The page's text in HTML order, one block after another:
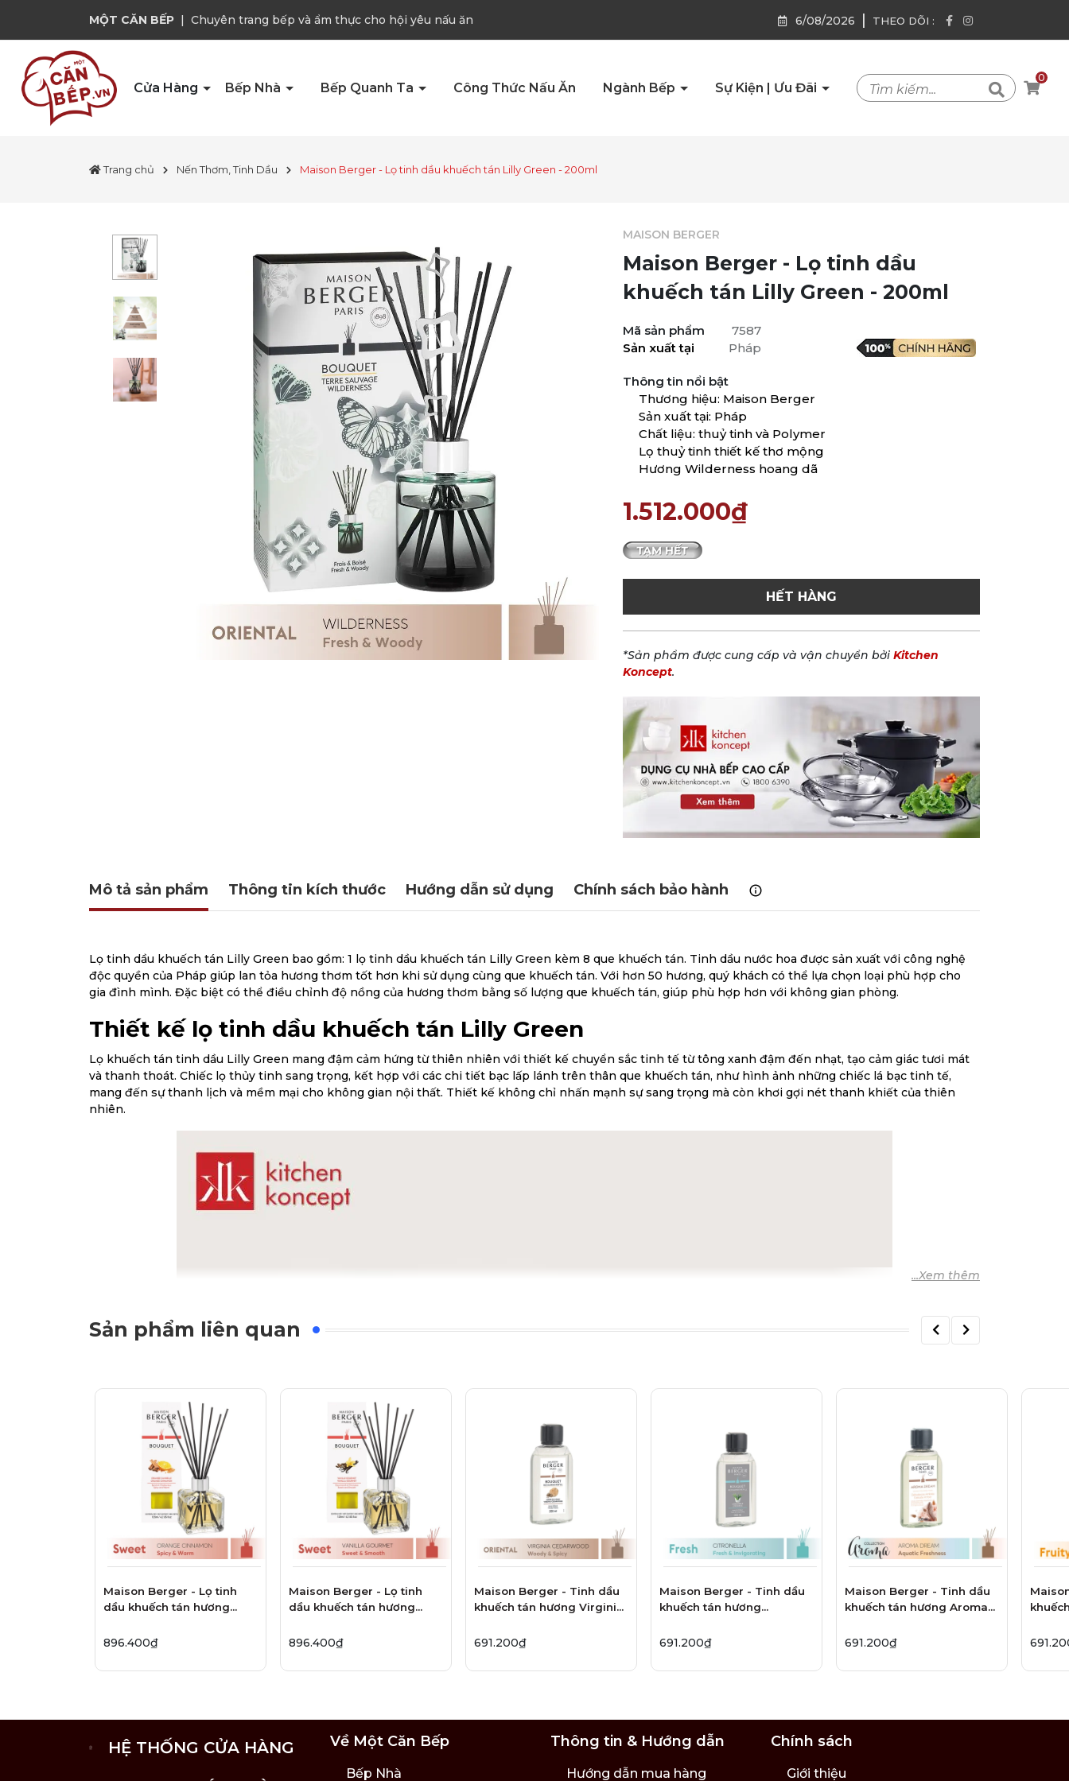
MỘT CĂN BẾP | Chuyên trang bếp và ẩm thực cho hội yêu nấu ăn 6/08/2026 | THEO DÕI :
Cửa Hàng Bếp Nhà Bếp Quanh Ta Công Thức Nấu Ăn Ngành Bếp Sự Kiện | Ưu Đãi
0
Trang chủ Nến Thơm, Tinh Dầu Maison Berger - Lọ tinh dầu khuếch tán Lilly Green - 200ml
MAISON BERGER
Maison Berger - Lọ tinh dầu
khuếch tán Lilly Green - 200ml
Mã sản phẩm
7587
Sản xuất tại
Pháp
Thông tin nổi bật
Thương hiệu: Maison Berger
Sản xuất tại: Pháp
Chất liệu: thuỷ tinh và Polymer
Lọ thuỷ tinh thiết kế thơ mộng
Hương Wilderness hoang dã
1.512.000₫
HẾT HÀNG
*Sản phẩm được cung cấp và vận chuyển bởi Kitchen
Koncept.
Mô tả sản phẩm Thông tin kích thước Hướng dẫn sử dụng Chính sách bảo hành
Lọ tinh dầu khuếch tán Lilly Green bao gồm: 1 lọ tinh dầu khuếch tán Lilly Green kèm 8 que khuếch tán. Tinh dầu nước hoa được sản xuất với công nghệ
độc quyền của Pháp giúp lan tỏa hương thơm tốt hơn khi sử dụng cùng que khuếch tán. Với hơn 50 hương, quý khách có thể lựa chọn loại phù hợp cho
gia đình mình. Đặc biệt có thể điều chỉnh độ nồng của hương thơm bằng số lượng que khuếch tán, giúp phù hợp hơn với không gian phòng.
Thiết kế lọ tinh dầu khuếch tán Lilly Green
Lọ khuếch tán tinh dầu Lilly Green mang đậm cảm hứng từ thiên nhiên với thiết kế chuyển sắc tinh tế từ tông xanh đậm đến nhạt, tạo cảm giác tươi mát
và thanh thoát. Chiếc lọ thủy tinh sang trọng, kết hợp với các chi tiết bạc lấp lánh trên thân que khuếch tán, như hình ảnh những chiếc lá bạc tinh tế,
mang đến sự thanh lịch và mềm mại cho không gian nội thất. Thiết kế không chỉ nhấn mạnh sự sang trọng mà còn khơi gợi nét thanh khiết của thiên
nhiên.
Sản phẩm liên quan
Maison Berger - Lọ tinh
dầu khuếch tán hương
896.400₫
Maison Berger - Lọ tinh
dầu khuếch tán hương
896.400₫
Maison Berger - Tinh dầu
khuếch tán hương Virginia
691.200₫
Maison Berger - Tinh dầu
khuếch tán hương
691.200₫
Maison Berger - Tinh dầu
khuếch tán hương Aroma
691.200₫
HỆ THỐNG CỬA HÀNG Về Một Căn Bếp
Bếp Nhà
Thông tin & Hướng dẫn
Hướng dẫn mua hàng
Chính sách
Giới thiệu